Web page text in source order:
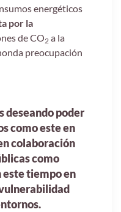
energéticos
por la
de CO2 a la
preocupación
deseando poder
como este en
colaboración
como
este tiempo en